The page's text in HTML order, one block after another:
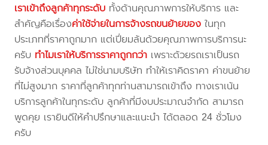
เราเข้าถึงลูกค้าทุกระดับ ทั้งด้านคุณภาพการให้บริการ และ
สำคัญคือเรื่องค่าใช้จ่ายในการจ้างรถขนย้ายของ ในทุก
ประเภทที่ราคาถูกมาก แต่เปี่ยมล้นด้วยคุณภาพการบริการนะ
ครับ ทำไมเราให้บริการราคาถูกกว่า เพราะด้วยรถเราเป็นรถ
รับจ้างส่วนบุคคล ไม่ใช่นามบริษัท ทำให้เราคิดราคา ค่าขนย้าย
ที่ไม่สูงมาก ราคาที่ลูกค้าทุกท่านสามารถเข้าถึง ทางเราเน้น
บริการลูกค้าในทุกระดับ ลูกค้าที่มีงบประมาณจำกัด สามารถ
พูดคุย เรายินดีให้คำปรึกษาและแนะนำ ได้ตลอด 24 ชั่วโมง
ครับ